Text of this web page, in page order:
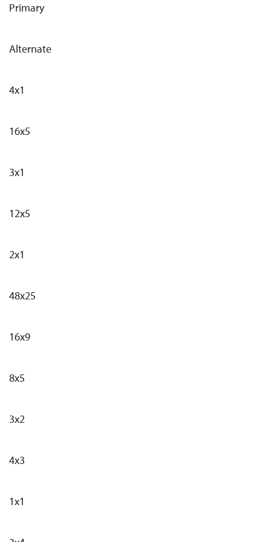
Primary
Alternate
4x1
16x5
3x1
12x5
2x1
48x25
16x9
8x5
3x2
4x3
1x1